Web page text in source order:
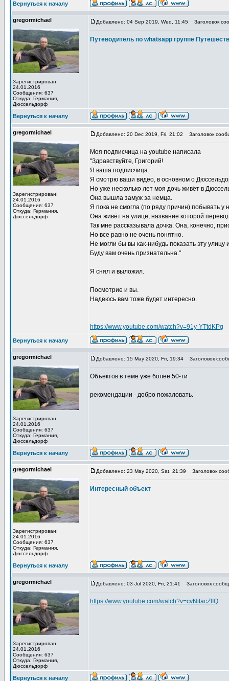
Вернуться к началу
gregormichael
Зарегистрирован:
24.01.2016
Сообщения: 637
Откуда: Германия,
Дюссельдорф
Добавлено: 04 Sep 2019, Wed, 11:45 Заголовок
Путеводитель по whatsapp группе
Вернуться к началу
gregormichael
Зарегистрирован:
24.01.2016
Сообщения: 637
Откуда: Германия,
Дюссельдорф
Добавлено: 20 Dec 2019, Fri, 21:02 Заголовок
Моя подписчица на youtube написала
"Здравствуйте, Григорий!
Я ваша подписчица.
Я смотрю ваши видео, в основном о
Но уже несколько лет моя дочь живёт в
Она вышла замуж за немца.
Я пока не смогла (по ряду причин) побывать у
Она живёт на улице, название которой
Так мне рассказывала дочка. Она, конечно,
Но все равно не очень понятно.
Не могли бы вы как-нибудь показать эту улицу
Буду вам очень признательна."
Я снял и выложил.
Посмотрие и вы.
Надеюсь вам тоже будет интересно.
https://www.youtube.com/watch?v=91y-YTtdKPg
Вернуться к началу
gregormichael
Зарегистрирован:
24.01.2016
Сообщения: 637
Откуда: Германия,
Дюссельдорф
Добавлено: 15 May 2020, Fri, 19:34 Заголовок
Объектов в теме уже более 50-ти
рекомендации - добро пожаловать.
Вернуться к началу
gregormichael
Зарегистрирован:
24.01.2016
Сообщения: 637
Откуда: Германия,
Дюссельдорф
Добавлено: 23 May 2020, Sat, 21:39 Заголовок
Интересный объект
Вернуться к началу
gregormichael
Зарегистрирован:
24.01.2016
Сообщения: 637
Откуда: Германия,
Дюссельдорф
Добавлено: 03 Jul 2020, Fri, 21:41 Заголовок
https://www.youtube.com/watch?v=cvNitacZlIQ
Вернуться к началу